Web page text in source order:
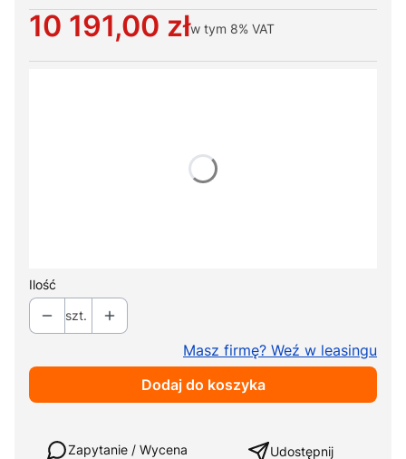
Cena
10 191,00 złw tym 8% VAT
Ilość
szt.
Masz firmę? Weź w leasingu
Dodaj do koszyka
Zapytanie / Wycena Udostępnij